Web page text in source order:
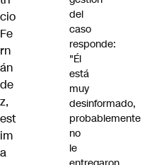
cio
Fe
rn
án
de
z,
est
im
a
del
caso
responde:
"Él
está
muy
desinformado,
probablemente
no
le